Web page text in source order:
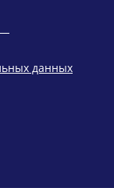
данных